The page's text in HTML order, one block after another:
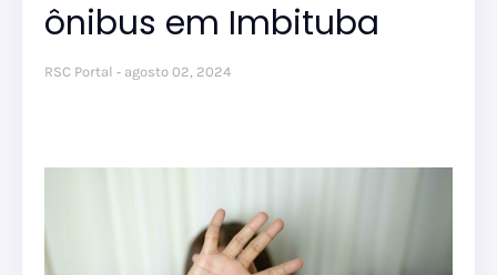
ônibus em Imbituba
RSC Portal agosto 02, 2024